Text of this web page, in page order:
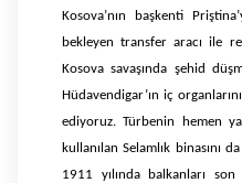
Kosova’nın başkenti
bekleyen transfer aracı ile
Kosova savaşında şehid
Hüdavendigar’ın iç
ediyoruz. Türbenin hemen
kullanılan Selamlık binasını
1911 yılında balkanları